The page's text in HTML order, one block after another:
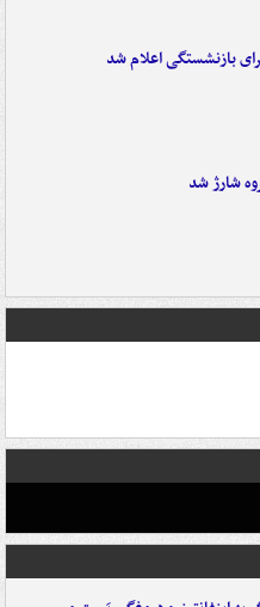
بازنشستگی اعلام شد